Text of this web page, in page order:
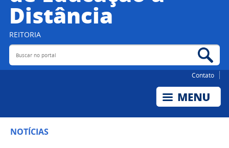
Distância
REITORIA
Buscar no portal
Contato
NOTÍCIAS